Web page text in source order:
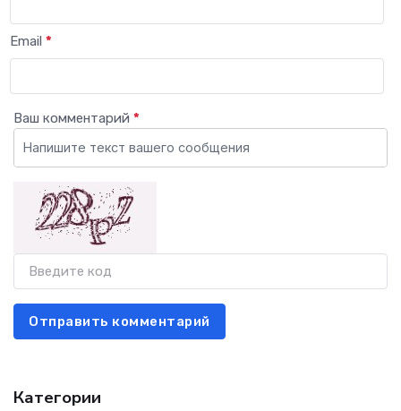
Email *
Ваш комментарий *
Отправить комментарий
Категории